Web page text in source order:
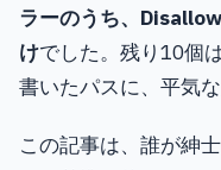
ラーのうち、
けでした。残り10個
書いたパスに、平気
この記事は、誰が紳